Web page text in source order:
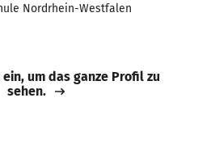
Nordrhein-Westfalen
um das ganze Profil zu
sehen.